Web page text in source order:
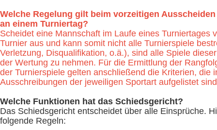
Welche Regelung gilt beim vorzeitigen
an einem Turniertag?
Scheidet eine Mannschaft im Laufe eines Turniertages
Turnier aus und kann somit nicht alle Turnierspiele
Verletzung, Disqualifikation, o.ä.), sind alle Spiele
der Wertung zu nehmen. Für die Ermittlung der
der Turnierspiele gelten anschließend die Kriterien, die
Ausschreibungen der jeweiligen Sportart aufgelistet
Welche Funktionen hat das Schiedsgericht?
Das Schiedsgericht entscheidet über alle Einsprüche.
folgende Regeln: